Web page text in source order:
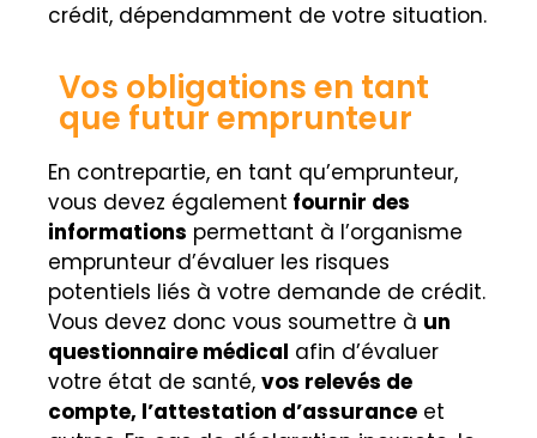
crédit, dépendamment de votre situation.
Vos obligations en tant
que futur emprunteur
En contrepartie, en tant qu’emprunteur,
vous devez également fournir des
informations permettant à l’organisme
emprunteur d’évaluer les risques
potentiels liés à votre demande de crédit.
Vous devez donc vous soumettre à un
questionnaire médical afin d’évaluer
votre état de santé, vos relevés de
compte, l’attestation d’assurance et